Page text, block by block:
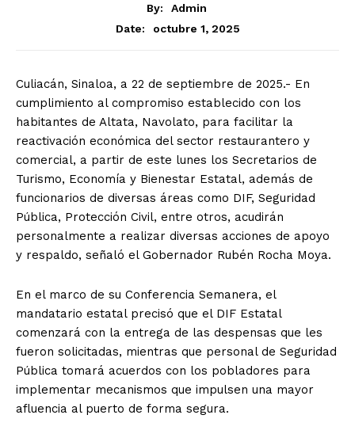
By:
Admin
Date:
octubre 1, 2025
Culiacán, Sinaloa, a 22 de septiembre de 2025.- En
cumplimiento al compromiso establecido con los
habitantes de Altata, Navolato, para facilitar la
reactivación económica del sector restaurantero y
comercial, a partir de este lunes los Secretarios de
Turismo, Economía y Bienestar Estatal, además de
funcionarios de diversas áreas como DIF, Seguridad
Pública, Protección Civil, entre otros, acudirán
personalmente a realizar diversas acciones de apoyo
y respaldo, señaló el Gobernador Rubén Rocha Moya.
En el marco de su Conferencia Semanera, el
mandatario estatal precisó que el DIF Estatal
comenzará con la entrega de las despensas que les
fueron solicitadas, mientras que personal de Seguridad
Pública tomará acuerdos con los pobladores para
implementar mecanismos que impulsen una mayor
afluencia al puerto de forma segura.